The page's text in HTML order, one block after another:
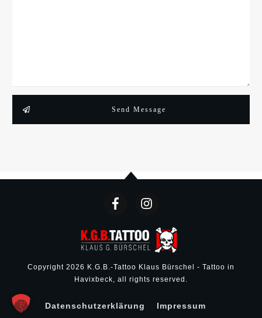
Send Message
Datenschutzerklärung Impressum
Copyright 2026 K.G.B.-Tattoo Klaus Bürschel - Tattoo in
Havixbeck, all rights reserved.